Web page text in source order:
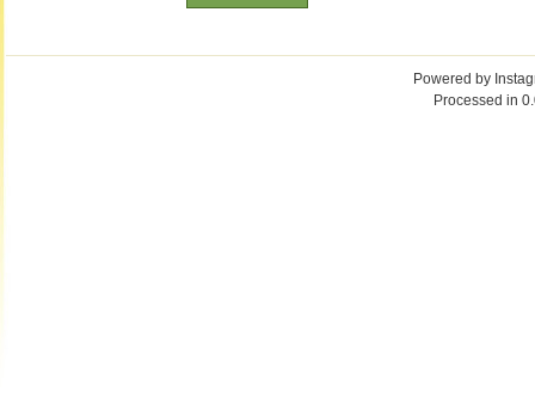
Powered by
Processed in